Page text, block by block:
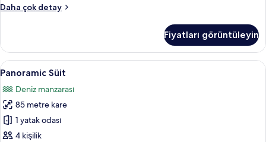
için
görün
Daha çok detay
Süit,
(King)
Boy
Yatak
Ferrat)
hakkında
daha
fazla
detay
Fiyatları görüntüleyin
Panoramic
Süit
için
tüm
fotoğrafları
görün
Panoramic Süit | Mısır pamuklu
8
Panoramic Süit
Deniz manzarası
85 metre kare
1 yatak odası
4 kişilik